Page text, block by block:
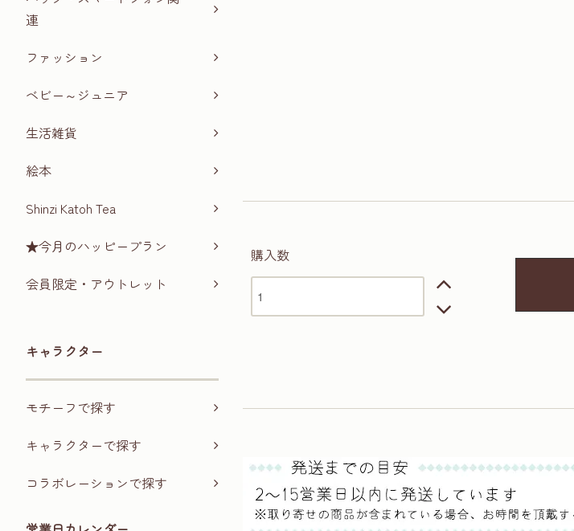
連
ファッション
ベビー～ジュニア
生活雑貨
絵本
Shinzi Katoh Tea
★今月のハッピープラン
会員限定・アウトレット
キャラクター
モチーフで探す
キャラクターで探す
コラボレーションで探す
購入数